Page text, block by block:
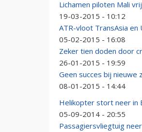
Lichamen piloten Mali
19-03-2015 - 10:12
ATR-vloot TransAsia en
05-02-2015 - 16:08
Zeker tien doden door
26-01-2015 - 19:59
Geen succes bij
08-01-2015 - 14:44
Helikopter stort neer in
05-09-2014 - 20:55
Passagiersvliegtuig